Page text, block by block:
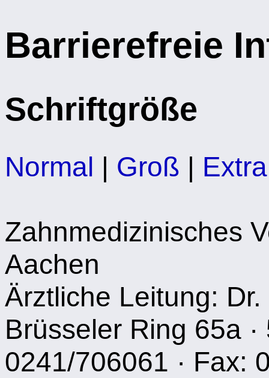
Barrierefreie
Schriftgröße
Normal | Groß |
Zahnmedizinisches
Aachen
Ärztliche Leitung:
Brüsseler Ring 65a
0241/706061 · Fax: